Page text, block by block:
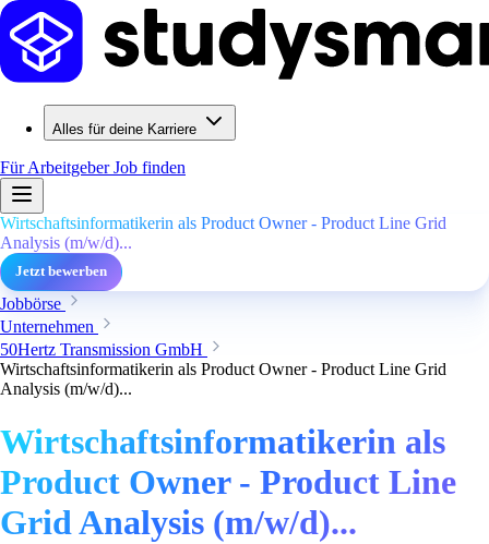
Alles für deine Karriere
Für ArbeitgeberJob finden
Wirtschaftsinformatikerin als Product Owner - Product Line Grid
Analysis (m/w/d)...
Jetzt bewerben
Jobbörse
Unternehmen
50Hertz Transmission GmbH
Wirtschaftsinformatikerin als Product Owner - Product Line Grid
Analysis (m/w/d)...
Wirtschaftsinformatikerin als
Product Owner - Product Line
Grid Analysis (m/w/d)...